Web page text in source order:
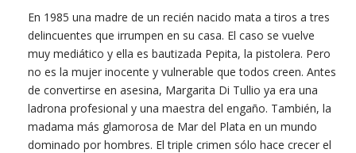
En 1985 una madre de un recién nacido mata a tiros a tres
delincuentes que irrumpen en su casa. El caso se vuelve
muy mediático y ella es bautizada Pepita, la pistolera. Pero
no es la mujer inocente y vulnerable que todos creen. Antes
de convertirse en asesina, Margarita Di Tullio ya era una
ladrona profesional y una maestra del engaño. También, la
madama más glamorosa de Mar del Plata en un mundo
dominado por hombres. El triple crimen sólo hace crecer el